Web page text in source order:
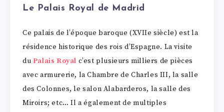
Le Palais Royal de Madrid
Ce palais de l’époque baroque (XVIIe siècle) est la
résidence historique des rois d’Espagne. La visite
du Palais Royal c’est plusieurs milliers de pièces
avec armurerie, la Chambre de Charles III, la salle
des Colonnes, le salon Alabarderos, la salle des
Miroirs; etc… Il a également de multiples